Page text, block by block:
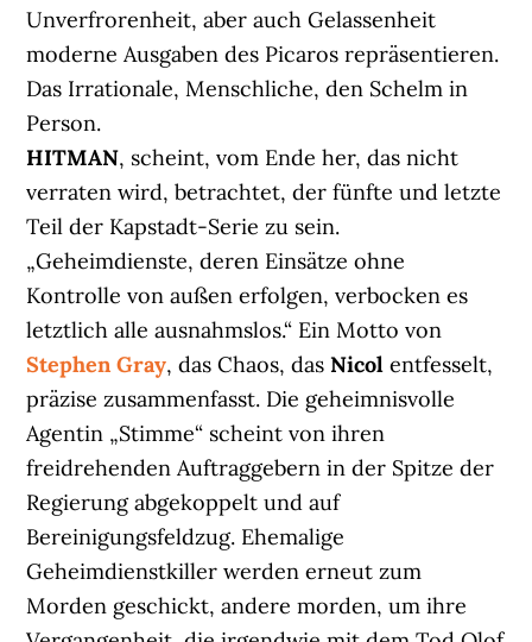
Unverfrorenheit, aber auch Gelassenheit
moderne Ausgaben des Picaros repräsentieren.
Das Irrationale, Menschliche, den Schelm in
Person.
HITMAN, scheint, vom Ende her, das nicht
verraten wird, betrachtet, der fünfte und letzte
Teil der Kapstadt-Serie zu sein.
„Geheimdienste, deren Einsätze ohne
Kontrolle von außen erfolgen, verbocken es
letztlich alle ausnahmslos.“ Ein Motto von
Stephen Gray, das Chaos, dasNicol entfesselt,
präzise zusammenfasst. Die geheimnisvolle
Agentin „Stimme“ scheint von ihren
freidrehenden Auftraggebern in der Spitze der
Regierung abgekoppelt und auf
Bereinigungsfeldzug. Ehemalige
Geheimdienstkiller werden erneut zum
Morden geschickt, andere morden, um ihre